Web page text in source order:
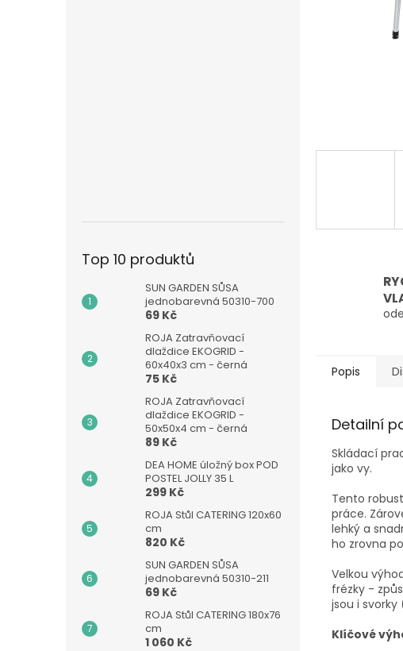
Top 10 produktů
SUN GARDEN SŮSA
jednobarevná 50310-700
69 Kč
ROJA Zatravňovací
dlaždice EKOGRID -
60x40x3 cm - černá
75 Kč
ROJA Zatravňovací
dlaždice EKOGRID -
50x50x4 cm - černá
89 Kč
DEA HOME úložný box POD
POSTEL JOLLY 35 L
299 Kč
ROJA Stůl CATERING 120x60
cm
820 Kč
SUN GARDEN SŮSA
jednobarevná 50310-211
69 Kč
ROJA Stůl CATERING 180x76
cm
1 060 Kč
Popis
Detailní
Skládací
jako vy.
Tento
práce.
lehký a
ho zrovna
Velkou
frézky -
jsou i
Klíčové